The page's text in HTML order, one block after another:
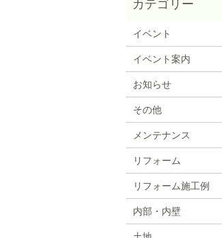
イベント
イベント案内
お知らせ
その他
メンテナンス
リフォーム
リフォーム施工例
内部・内壁